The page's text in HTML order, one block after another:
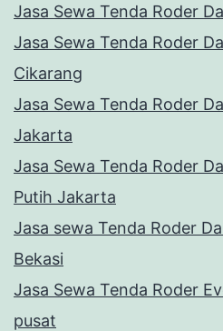
Jasa Sewa Tenda Roder
Jasa Sewa Tenda Roder
Cikarang
Jasa Sewa Tenda Roder
Jakarta
Jasa Sewa Tenda Roder
Putih Jakarta
Jasa sewa Tenda Roder
Bekasi
Jasa Sewa Tenda Roder
pusat